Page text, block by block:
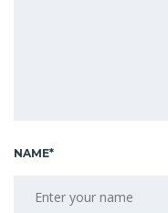
NAME*